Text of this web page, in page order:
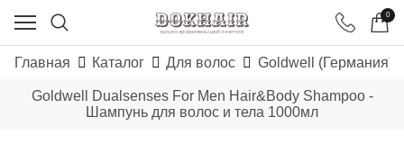
0
Главная Каталог Для волос Goldwell (Германия)
Goldwell Dualsenses For Men Hair&Body Shampoo -
Шампунь для волос и тела 1000мл